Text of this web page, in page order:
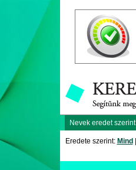
Nevek eredet szerint
Eredete szerint: Mind